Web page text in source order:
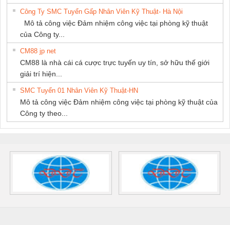
Công Ty SMC Tuyển Gấp Nhân Viên Kỹ Thuật- Hà Nội
Mô tả công việc Đảm nhiệm công việc tại phòng kỹ thuật
của Công ty...
CM88 jp net
CM88 là nhà cái cá cược trực tuyến uy tín, sở hữu thế giới
giải trí hiện...
SMC Tuyển 01 Nhân Viên Kỹ Thuật-HN
Mô tả công việc Đảm nhiệm công việc tại phòng kỹ thuật của
Công ty theo...